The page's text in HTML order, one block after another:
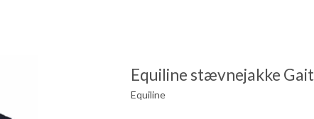
Equiline stævnejakke
Equiline